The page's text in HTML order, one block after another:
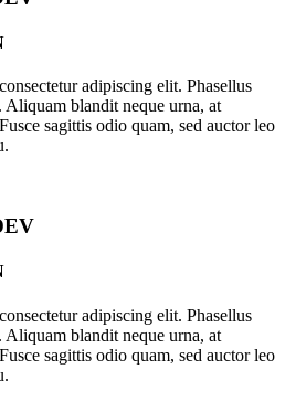
adipiscing elit. Phasellus
Aliquam blandit neque urna, at
sagittis odio quam, sed auctor leo
adipiscing elit. Phasellus
Aliquam blandit neque urna, at
sagittis odio quam, sed auctor leo